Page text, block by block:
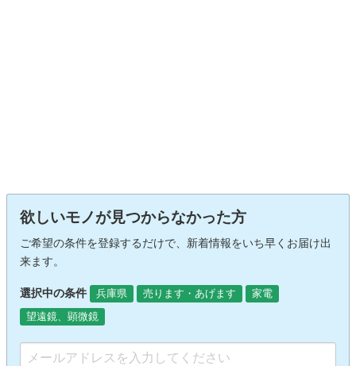
欲しいモノが見つからなかった方
ご希望の条件を登録するだけで、新着情報をいち早くお届け出
来ます。
選択中の条件 兵庫県 売ります・あげます
家電
望遠鏡、顕微鏡